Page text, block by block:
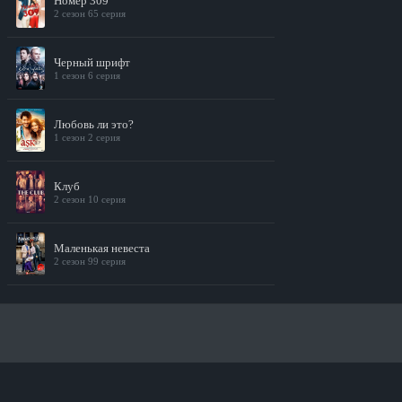
2 сезон 65 серия
Черный шрифт
1 сезон 6 серия
Любовь ли это?
1 сезон 2 серия
Клуб
2 сезон 10 серия
Маленькая невеста
2 сезон 99 серия